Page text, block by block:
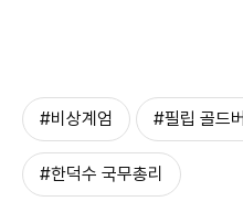
#비상계엄 #필립 골드
#한덕수 국무총리